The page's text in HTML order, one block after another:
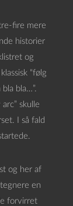
fire mere
historier
og
“følg
bla…”.
skulle
I så fald
og her af
en
forvirret